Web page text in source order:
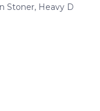
Stoner, Heavy D